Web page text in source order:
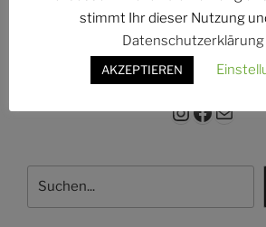
E-Mail
stimmt Ihr dieser Nutzung
Datenschutzerklärung
AKZEPTIEREN